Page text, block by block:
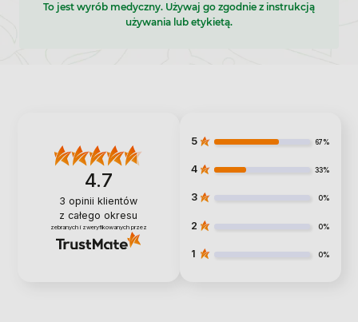
To jest wyrób medyczny. Używaj go zgodnie z instrukcją
używania lub etykietą.
4.7
3 opinii klientów
z całego okresu
zebranych i zweryfikowanych przez
5 67%
4 33%
3 0%
2 0%
1 0%